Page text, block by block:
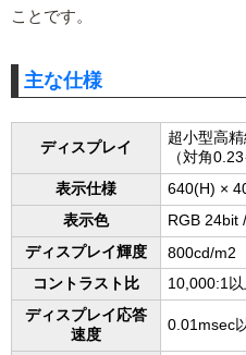
ことです。
主な仕様
ディスプレイ
超小型高
（対角0.23
表示仕様
640(H) ×
表示色
RGB 24bit
ディスプレイ輝度
800cd/m2
コントラスト比
10,000:1以
ディスプレイ応答
速度
0.01msec